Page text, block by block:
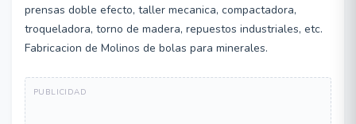
prensas doble efecto, taller mecanica, compactadora,
troqueladora, torno de madera, repuestos industriales, etc.
Fabricacion de Molinos de bolas para minerales.